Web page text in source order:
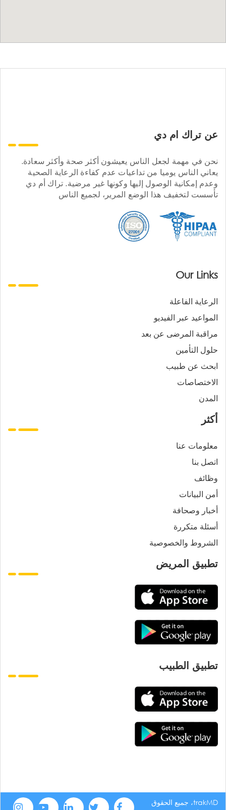
عن تراك ام دي
نحن في مهمة لجعل الناس يعيشون أكثر صحة وأكثر سعادة.
يعاني الناس يوميا من تداعيات عدم كفاءة الرعاية الصحية
وعدم إمكانية الوصول إليها وكونها غير مرضية. تراك أم دي
تأسست لتخفيف هذا الوضع المرير، لجميع الناس
Our Links
الرعاية الفاعلة
المواعيد عبر الفيديو
مراقبة المرضى عن بعد
حلول التأمين
ابحث عن طبيب
الاختصاصات
المدن
أكثر
معلومات عنا
اتصل بنا
وظائف
أمن البيانات
أخبار وصحافة
أسئلة متكررة
الشروط والخصوصية
تطبيق المريض
تطبيق الطبيب
trakMD، جميع الحقوق